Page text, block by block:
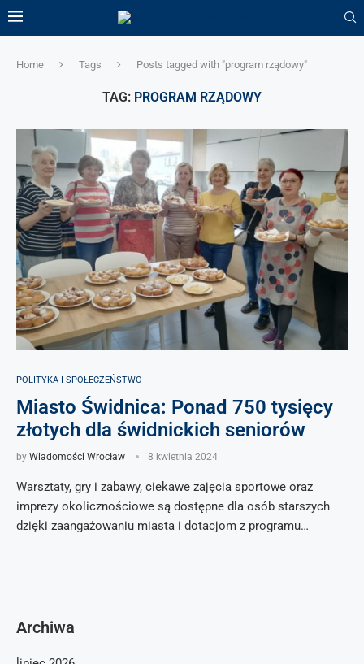
Home Tags Posts tagged with "program rządowy"
TAG: PROGRAM RZĄDOWY
POLITYKA I SPOŁECZEŃSTWO
Miasto Świdnica: Ponad 750 tysięcy
złotych dla świdnickich seniorów
by Wiadomości Wrocław 8 kwietnia 2024
Warsztaty, gry i zabawy, ciekawe zajęcia sportowe oraz
imprezy okolicznościowe są dostępne dla osób starszych
dzięki zaangażowaniu miasta i dotacjom z programu…
Archiwa